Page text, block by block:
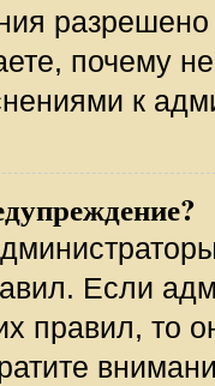
почему
к
Если
правил, то